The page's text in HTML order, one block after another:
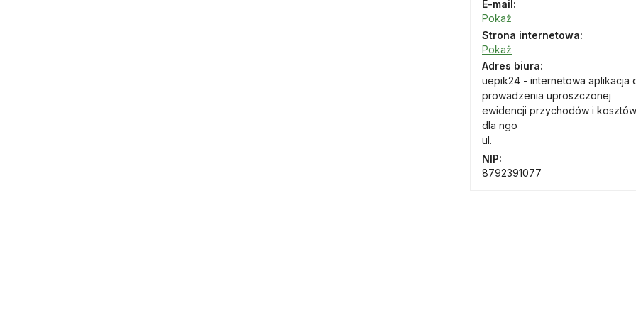
E-mail:
Pokaż
Strona internetowa:
Pokaż
Adres biura:
uepik24 - internetowa aplikacja
prowadzenia uproszczonej
ewidencji przychodów i kosztów
dla ngo
ul.
NIP:
8792391077